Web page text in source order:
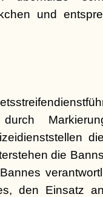
und
die
den Einsatz